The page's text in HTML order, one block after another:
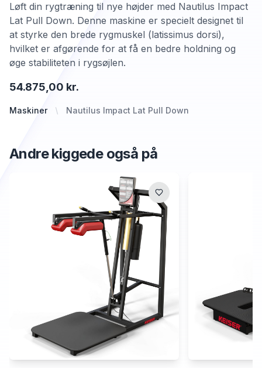
Maskiner Nautilus Impact Lat Pull Down
54.875,00 kr.
Løft din rygtræning til nye højder med Nautilus Impact
Lat Pull Down. Denne maskine er specielt designet til
at styrke den brede rygmuskel (latissimus dorsi),
hvilket er afgørende for at få en bedre holdning og
øge stabiliteten i rygsøjlen.
Andre kiggede også på